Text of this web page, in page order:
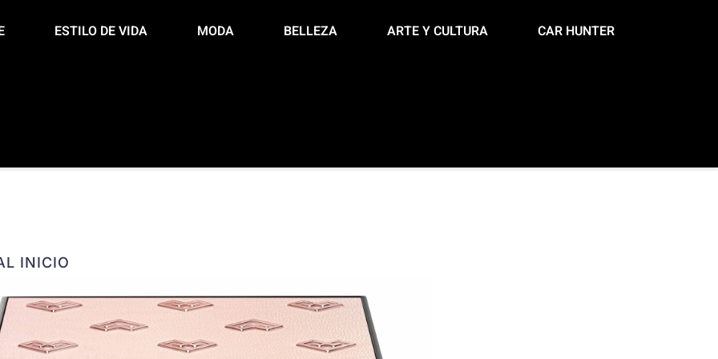
ESTILO DE VIDA MODA BELLEZA ARTE Y CULTURA CAR HUNTER
INICIO